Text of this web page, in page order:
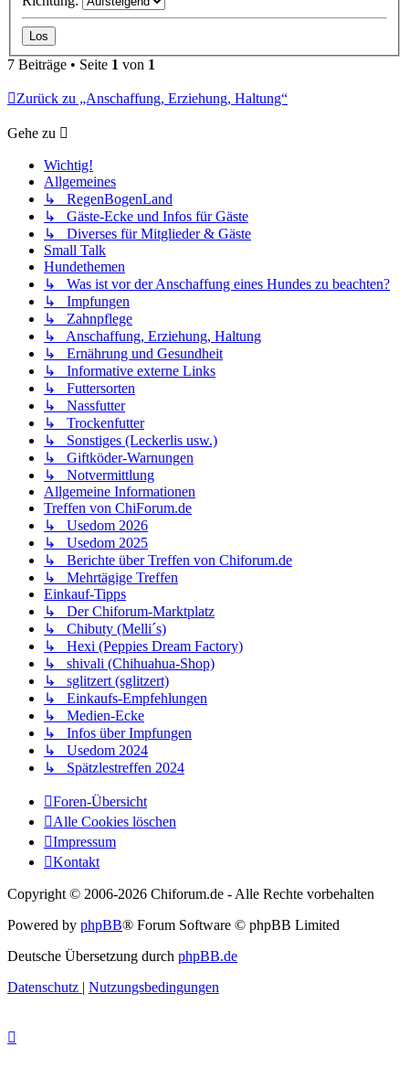
7 Beiträge • Seite 1 von 1
Zurück zu „Anschaffung, Erziehung, Haltung“
Gehe zu
Wichtig!
Allgemeines
↳ RegenBogenLand
↳ Gäste-Ecke und Infos für Gäste
↳ Diverses für Mitglieder & Gäste
Small Talk
Hundethemen
↳ Was ist vor der Anschaffung eines Hundes zu beachten?
↳ Impfungen
↳ Zahnpflege
↳ Anschaffung, Erziehung, Haltung
↳ Ernährung und Gesundheit
↳ Informative externe Links
↳ Futtersorten
↳ Nassfutter
↳ Trockenfutter
↳ Sonstiges (Leckerlis usw.)
↳ Giftköder-Warnungen
↳ Notvermittlung
Allgemeine Informationen
Treffen von ChiForum.de
↳ Usedom 2026
↳ Usedom 2025
↳ Berichte über Treffen von Chiforum.de
↳ Mehrtägige Treffen
Einkauf-Tipps
↳ Der Chiforum-Marktplatz
↳ Chibuty (Melli´s)
↳ Hexi (Peppies Dream Factory)
↳ shivali (Chihuahua-Shop)
↳ sglitzert (sglitzert)
↳ Einkaufs-Empfehlungen
↳ Medien-Ecke
↳ Infos über Impfungen
↳ Usedom 2024
↳ Spätzlestreffen 2024
Foren-Übersicht
Alle Cookies löschen
Impressum
Kontakt
Copyright © 2006-2026 Chiforum.de - Alle Rechte vorbehalten
Powered by phpBB® Forum Software © phpBB Limited
Deutsche Übersetzung durch phpBB.de
Datenschutz | Nutzungsbedingungen